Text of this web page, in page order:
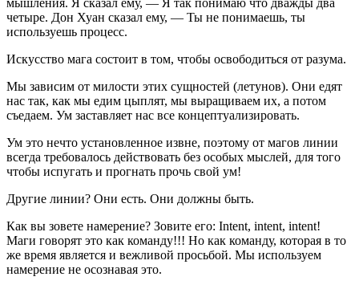
мышления. Я сказал ему, — Я так понимаю что дважды два
четыре. Дон Хуан сказал ему, — Ты не понимаешь, ты
используешь процесс.
Искусство мага состоит в том, чтобы освободиться от разума.
Мы зависим от милости этих сущностей (летунов). Они едят
нас так, как мы едим цыплят, мы выращиваем их, а потом
съедаем. Ум заставляет нас все концептуализировать.
Ум это нечто установленное извне, поэтому от магов линии
всегда требовалось действовать без особых мыслей, для того
чтобы испугать и прогнать прочь свой ум!
Другие линии? Они есть. Они должны быть.
Как вы зовете намерение? Зовите его: Intent, intent, intent!
Маги говорят это как команду!!! Но как команду, которая в то
же время является и вежливой просьбой. Мы используем
намерение не осознавая это.